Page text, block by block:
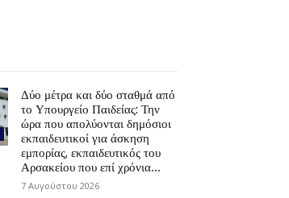
Δύο μέτρα και δύο σταθμά από
το Υπουργείο Παιδείας: Την
ώρα που απολύονται δημόσιοι
εκπαιδευτικοί για άσκηση
εμπορίας, εκπαιδευτικός του
Αρσακείου που επί χρόνια...
7 Αυγούστου 2026